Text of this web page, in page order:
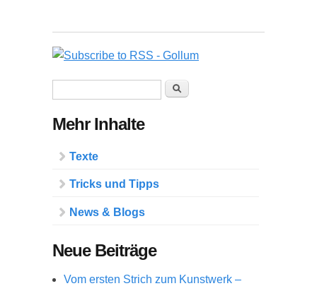
Suche
Mehr Inhalte
Texte
Tricks und Tipps
News & Blogs
Neue Beiträge
Vom ersten Strich zum Kunstwerk –